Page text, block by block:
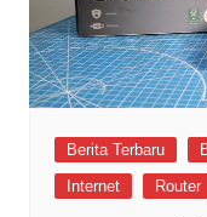
Berita Terbaru
Internet
Router